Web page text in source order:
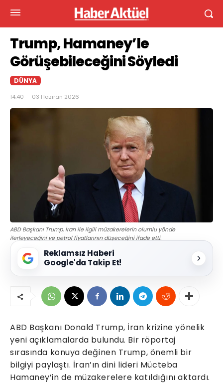
Trump, Hamaney’le
Görüşebileceğini Söyledi
DÜNYA
14:40 — 03 Haziran 2026
ABD Başkanı Trump, İran ile ilgili müzakerelerin olumlu yönde
ilerleyeceğini ve petrol fiyatlarının düşeceğini ifade etti.
Reklamsız Haberi
Google'da Takip Et!
ABD Başkanı Donald Trump, İran krizine yönelik
yeni açıklamalarda bulundu. Bir röportaj
sırasında konuya değinen Trump, önemli bir
bilgiyi paylaştı. İran’ın dini lideri Mücteba
Hamaney’in de müzakerelere katıldığını aktardı.